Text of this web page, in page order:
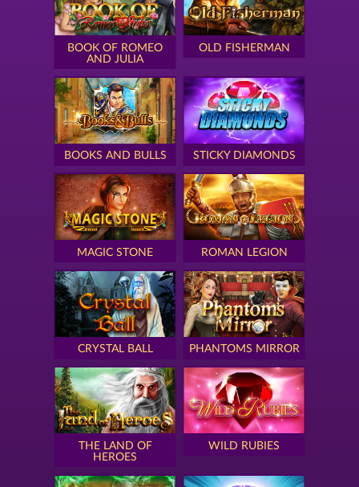
BOOK OF ROMEO
AND JULIA
OLD FISHERMAN
BOOKS AND BULLS STICKY DIAMONDS
MAGIC STONE ROMAN LEGION
CRYSTAL BALL PHANTOMS MIRROR
THE LAND OF
HEROES
WILD RUBIES